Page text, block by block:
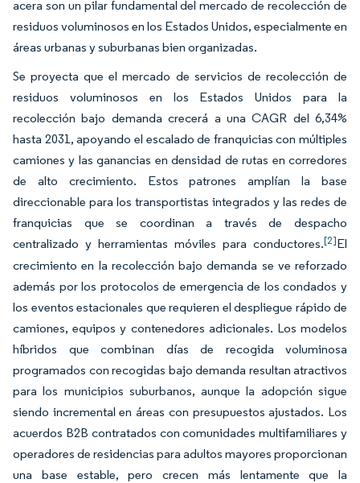
acera son un pilar fundamental del mercado de recolección de
residuos voluminosos en los Estados Unidos, especialmente en
áreas urbanas y suburbanas bien organizadas.
Se proyecta que el mercado de servicios de recolección de
residuos voluminosos en los Estados Unidos para la
recolección bajo demanda crecerá a una CAGR del 6,34%
hasta 2031, apoyando el escalado de franquicias con múltiples
camiones y las ganancias en densidad de rutas en corredores
de alto crecimiento. Estos patrones amplían la base
direccionable para los transportistas integrados y las redes de
franquicias que se coordinan a través de despacho
centralizado y herramientas móviles para conductores.[2]El
crecimiento en la recolección bajo demanda se ve reforzado
además por los protocolos de emergencia de los condados y
los eventos estacionales que requieren el despliegue rápido de
camiones, equipos y contenedores adicionales. Los modelos
híbridos que combinan días de recogida voluminosa
programados con recogidas bajo demanda resultan atractivos
para los municipios suburbanos, aunque la adopción sigue
siendo incremental en áreas con presupuestos ajustados. Los
acuerdos B2B contratados con comunidades multifamiliares y
operadores de residencias para adultos mayores proporcionan
una base estable, pero crecen más lentamente que la